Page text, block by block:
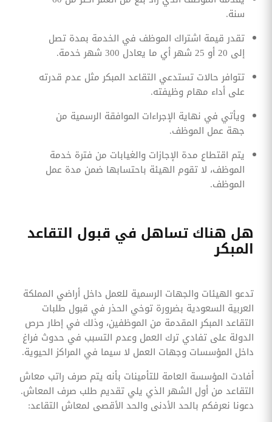
سنة.
تقدر قيمة اشتراك الموظف في الخدمة بمدة تصل
إلى 20 أو 25 شهر أي ما يعادل 300 شهر خدمة.
تتوافر حالات تستدعي التقاعد المبكر مثل عدم قدرته
على أداء مهام وظيفته.
ويأتي في نهاية الإجراءات الموافقة الرسمية من
جهة عمل الموظف.
يتم اقتطاع مدة الإجازات والغيابات من فترة خدمة
الموظف، لا تقوم الهيئة باحتسابها ضمن مدة عمل
الموظف.
هل هناك تساهل في قبول التقاعد
المبكر
تدعو الهيئات والجهات الرسمية للعمل داخل أراضي المملكة
العربية السعودية بضرورة توخي الحذر في قبول طلبات
التقاعد المبكر المقدمة من الموظفين، وذلك في إطار حرص
الدولة على تفادي ترك العمل وعدم التسبب في حدوث فراغ
داخل المؤسسات وجهات العمل لا سيما في المراكز الحيوية.
أفادت المؤسسة العامة للتأمينات بأنه يتم صرف راتب معاش
التقاعد من أول الشهر الذي يلي تقديم طلب صرف المعاش.
دعونا نعرفكم بالحد الأدنى والحد الأقصى لمعاش التقاعد: